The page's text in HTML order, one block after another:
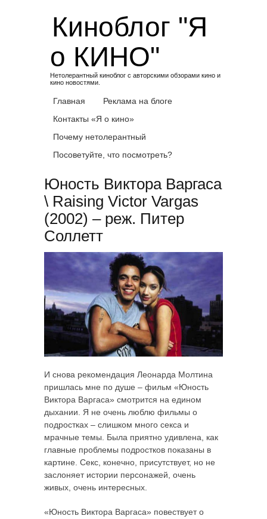
Киноблог "Я
о КИНО"
Нетолерантный киноблог с авторскими обзорами кино и
кино новостями.
Главная
Реклама на блоге
Контакты «Я о кино»
Почему нетолерантный
Посоветуйте, что посмотреть?
Юность Виктора Варгаса
\ Raising Victor Vargas
(2002) – реж. Питер
Соллетт
И снова рекомендация Леонарда Молтина
пришлась мне по душе – фильм «Юность
Виктора Варгаса» смотрится на едином
дыхании. Я не очень люблю фильмы о
подростках – слишком много секса и
мрачные темы. Была приятно удивлена, как
главные проблемы подростков показаны в
картине. Секс, конечно, присутствует, но не
заслоняет истории персонажей, очень
живых, очень интересных.
«Юность Виктора Варгаса» повествует о